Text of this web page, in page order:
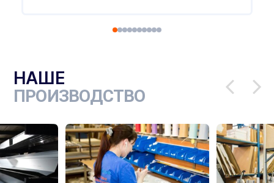
НАШЕ
ПРОИЗВОДСТВО